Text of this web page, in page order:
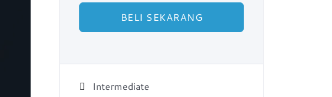
BELI SEKARANG
Intermediate